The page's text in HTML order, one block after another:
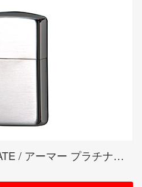
ARMOR PLATINUM PLATE / アーマー プラチナプレート